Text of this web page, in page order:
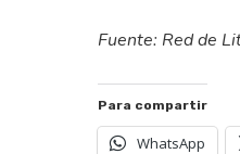
Fuente: Red de
Para compartir
WhatsApp